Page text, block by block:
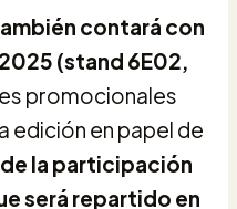
contará con
(stand 6E02,
promocionales
edición en papel de
la participación
será repartido en